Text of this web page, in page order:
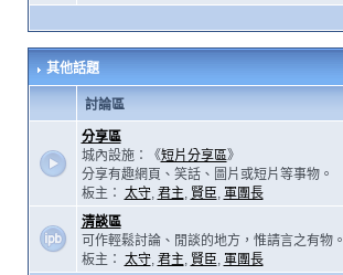
其他話題
討論區
分享區
城內設施：《短片分享區》
分享有趣網頁、笑話、圖片或短片等事物。
板主： 太守, 君主, 賢臣, 軍團長
清談區
可作輕鬆討論、閒談的地方，惟請言之有物。
板主： 太守, 君主, 賢臣, 軍團長